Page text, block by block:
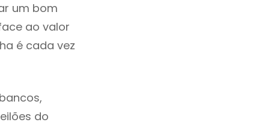
um bom
ao valor
é cada vez
do